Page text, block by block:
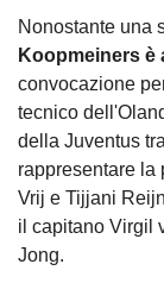
Nonostante una
Koopmeiners è
convocazione
tecnico
della Juventus
rappresentare la
Vrij e Tijjani
il capitano Virgil
Jong.